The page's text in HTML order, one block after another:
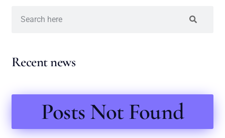
Recent news
Posts Not Found